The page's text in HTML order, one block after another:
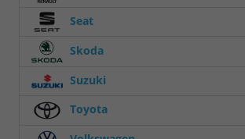
Seat
Skoda
Suzuki
Toyota